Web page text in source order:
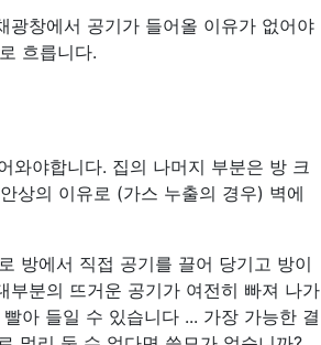
광창에서 공기가 들어올 이유가 없어야
흐릅니다.
와야합니다. 집의 나머지 부분은 방 크
상의 이유로 (가스 누출의 경우) 벽에
방에서 직접 공기를 끌어 당기고 방이
부분의 뜨거운 공기가 여전히 빠져 나가
아 들일 수 있습니다 ... 가장 가능한 결